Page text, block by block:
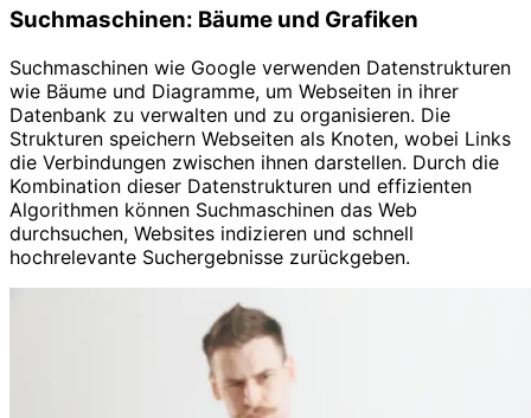
Suchmaschinen: Bäume und Grafiken
Suchmaschinen wie Google verwenden Datenstrukturen
wie Bäume und Diagramme, um Webseiten in ihrer
Datenbank zu verwalten und zu organisieren. Die
Strukturen speichern Webseiten als Knoten, wobei Links
die Verbindungen zwischen ihnen darstellen. Durch die
Kombination dieser Datenstrukturen und effizienten
Algorithmen können Suchmaschinen das Web
durchsuchen, Websites indizieren und schnell
hochrelevante Suchergebnisse zurückgeben.